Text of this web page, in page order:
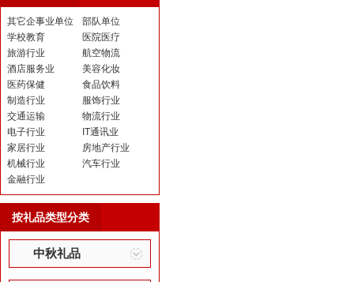
其它企事业单位
部队单位
学校教育
医院医疗
旅游行业
航空物流
酒店服务业
美容化妆
医药保健
食品饮料
制造行业
服饰行业
交通运输
物流行业
电子行业
IT通讯业
家居行业
房地产行业
机械行业
汽车行业
金融行业
按礼品类型分类
中秋礼品